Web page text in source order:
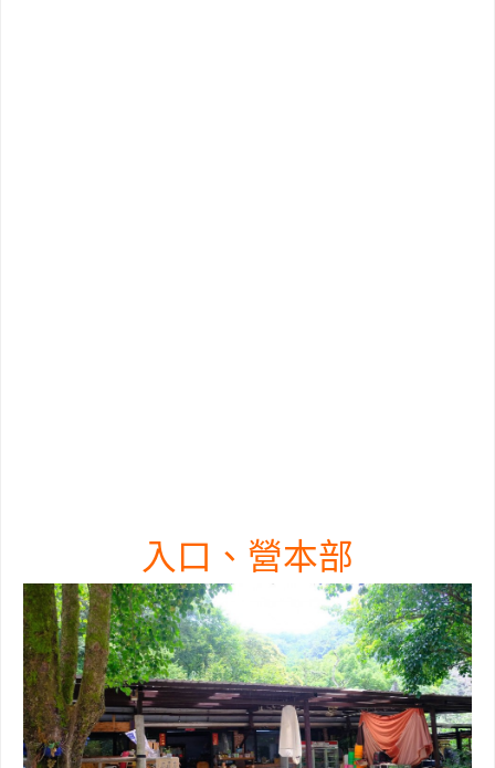
入口、營本部